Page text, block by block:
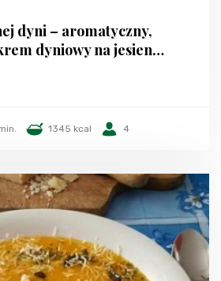
dyni – aromatyczny,
dyniowy na jesien…
1345 kcal 4